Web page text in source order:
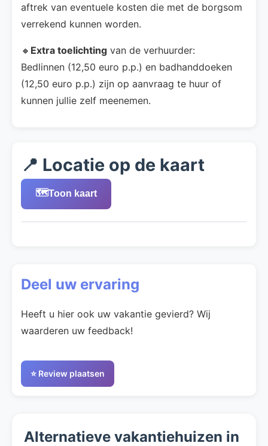
aftrek van eventuele kosten die met de borgsom
verrekend kunnen worden.
🔸 Extra toelichting van de verhuurder:
Bedlinnen (12,50 euro p.p.) en badhanddoeken
(12,50 euro p.p.) zijn op aanvraag te huur of
kunnen jullie zelf meenemen.
📍 Locatie op de kaart
🗺️Toon kaart
Deel uw ervaring
Heeft u hier ook uw vakantie gevierd? Wij
waarderen uw feedback!
⭐ Review plaatsen
Alternatieve vakantiehuizen in